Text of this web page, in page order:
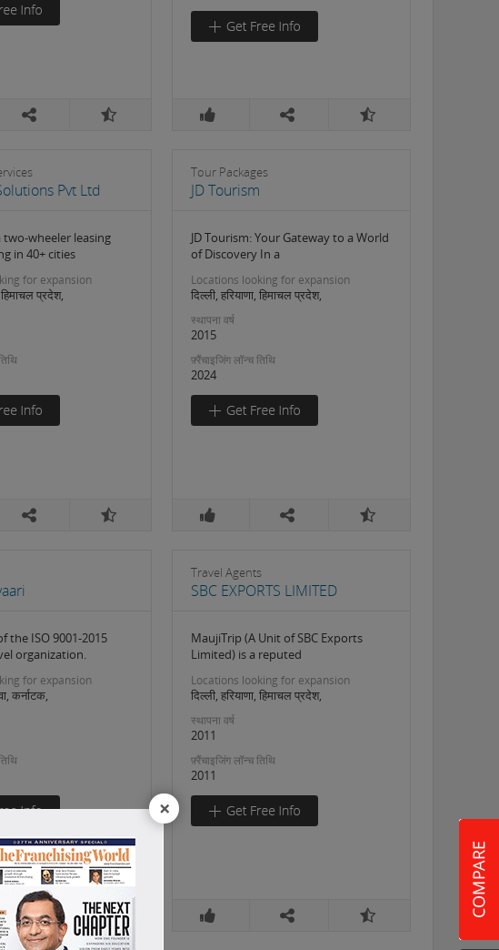
Pvt Ltd
two-wheeler leasing
in 40+ cities
for expansion
हिमाचल प्रदेश,
Tour Packages
JD Tourism
JD Tourism: Your Gateway to a World
of Discovery In a
Locations looking for expansion
दिल्ली, हरियाणा, हिमाचल प्रदेश,
स्थापना वर्ष
2015
फ़्रैंचाइजिंग लॉन्च तिथि
2024
the ISO 9001-2015
organization.
for expansion
कर्नाटक,
Travel Agents
SBC EXPORTS LIMITED
MaujiTrip (A Unit of SBC Exports
Limited) is a reputed
Locations looking for expansion
दिल्ली, हरियाणा, हिमाचल प्रदेश,
स्थापना वर्ष
2011
फ़्रैंचाइजिंग लॉन्च तिथि
2011
×